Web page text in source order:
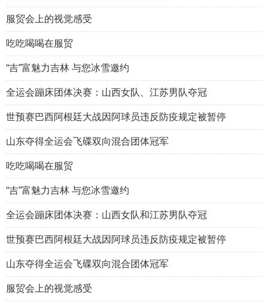
服贸会上的视觉感受
吃吃喝喝在服贸
“吉”富魅力吉林 与您冰雪邀约
全运会蹦床团体决赛：山西女队、江苏男队夺冠
世预赛巴西阿根廷大战因阿球员违反防疫规定被暂停
山东夺得全运会飞碟双向混合团体冠军
吃吃喝喝在服贸
“吉”富魅力吉林 与您冰雪邀约
全运会蹦床团体决赛：山西女队和江苏男队夺冠
世预赛巴西阿根廷大战因阿球员违反防疫规定被暂停
山东夺得全运会飞碟双向混合团体冠军
服贸会上的视觉感受